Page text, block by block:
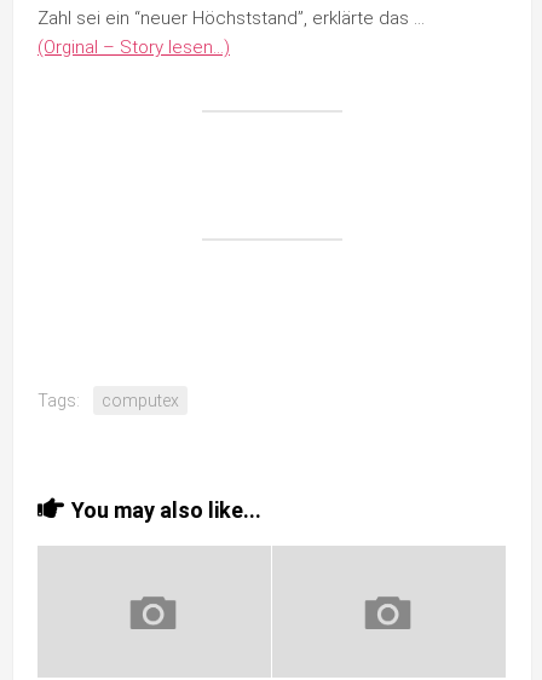
Zahl sei ein “neuer Höchststand”, erklärte das …
(Orginal – Story lesen…)
Tags: computex
You may also like...